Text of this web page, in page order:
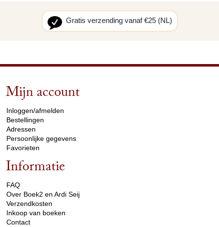
Gratis verzending vanaf €25 (NL)
Mijn account
Inloggen/afmelden
Bestellingen
Adressen
Persoonlijke gegevens
Favorieten
Informatie
FAQ
Over Boek2 en Ardi Seij
Verzendkosten
Inkoop van boeken
Contact